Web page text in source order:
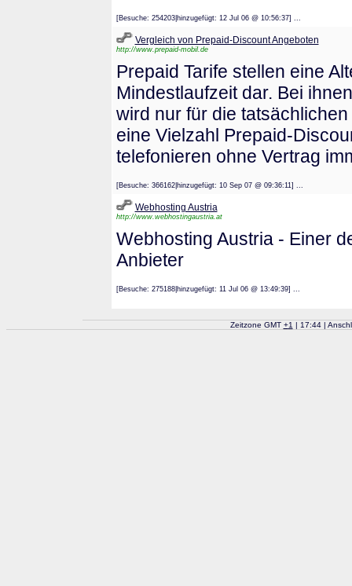
[Besuche: 254203|hinzugefügt: 12 Jul 06 @ 10:56:37] ...
Vergleich von Prepaid-Discount Angeboten
http://www.prepaid-mobil.de
Prepaid Tarife stellen eine
Mindestlaufzeit dar. Bei
wird nur für die
eine Vielzahl Prepaid-
telefonieren ohne Vertrag
[Besuche: 366162|hinzugefügt: 10 Sep 07 @ 09:36:11] ...
Webhosting Austria
http://www.webhostingaustria.at
Webhosting Austria - Einer
Anbieter
[Besuche: 275188|hinzugefügt: 11 Jul 06 @ 13:49:39] ...
Zeitzone GMT +1 | 17:44 |